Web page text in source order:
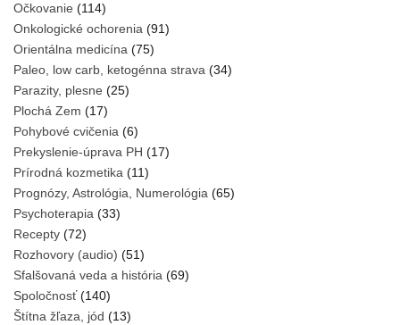
Očkovanie (114)
Onkologické ochorenia (91)
Orientálna medicína (75)
Paleo, low carb, ketogénna strava (34)
Parazity, plesne (25)
Plochá Zem (17)
Pohybové cvičenia (6)
Prekyslenie-úprava PH (17)
Prírodná kozmetika (11)
Prognózy, Astrológia, Numerológia (65)
Psychoterapia (33)
Recepty (72)
Rozhovory (audio) (51)
Sfalšovaná veda a história (69)
Spoločnosť(140)
Štítna žľaza, jód (13)